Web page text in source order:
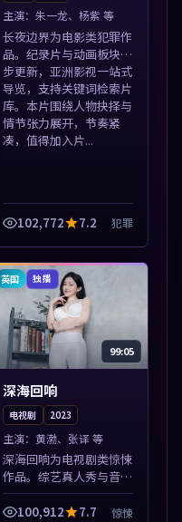
主演： 朱一龙、杨紫 等
长夜边界为电影类犯罪作
品。纪录片与动画板块同
步更新，亚洲影视一站式
导览，支持关键词检索片
库。本片围绕人物抉择与
情节张力展开，节奏紧
凑，值得加入片...
102,772 7.2 犯罪
英国 独播
99:05
深海回响
电视剧 2023
主演： 黄渤、张译 等
深海回响为电视剧类惊悚
作品。综艺真人秀与音乐
现场收录，亚洲影视平台
每日上新，轻松发现好
100,912 7.7 惊悚